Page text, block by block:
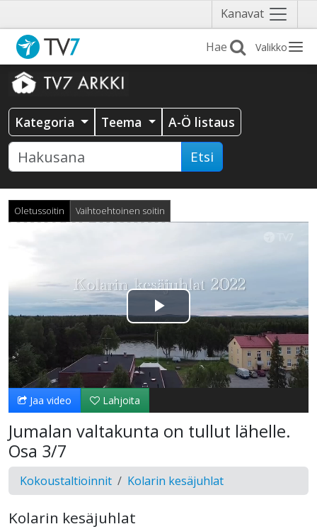
Kanavat Näytä
valikko
Valikko
Kategoria Teema A-Ö listaus
Etsi
Oletussoitin Vaihtoehtoinen soitin
Toista
Video
Jaa video Lahjoita
Jumalan valtakunta on tullut lähelle.
Osa 3/7
Kokoustaltioinnit Kolarin kesäjuhlat
Kolarin kesäjuhlat